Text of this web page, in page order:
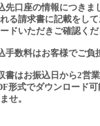
先口座の情報につきま
る請求書に記載をし
ドいただきご確認く
手数料はお客様でご負
書はお振込日から2営
形式でダウンロード
せ。